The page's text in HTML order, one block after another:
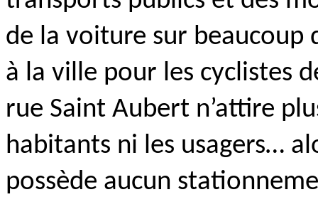
de la voiture sur beaucoup
à la ville pour les cyclistes
rue Saint Aubert n’attire
habitants ni les usagers…
possède aucun